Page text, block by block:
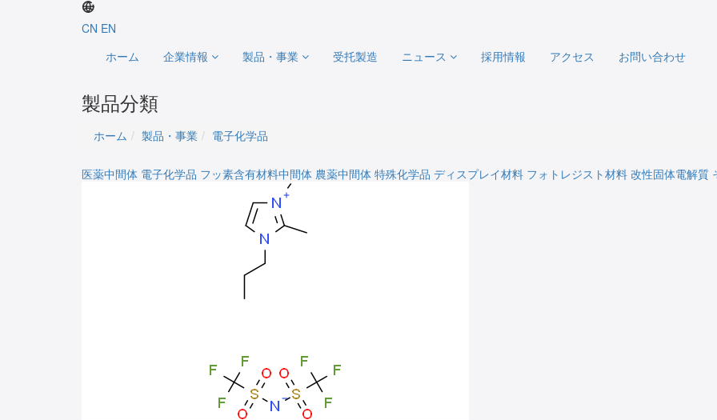
CN EN
ホーム
企業情報 製品・事業 受托製造 ニュース 採用情報 アクセス お問い合わせ
製品分類
ホーム 製品・事業 電子化学品
医薬中間体 電子化学品 フッ素含有材料中間体 農薬中間体 特殊化学品 ディスプレイ材料 フォトレジスト材料 改性固体電解質